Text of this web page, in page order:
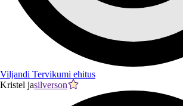
Viljandi Tervikumi ehitus
Kristel jasilverson